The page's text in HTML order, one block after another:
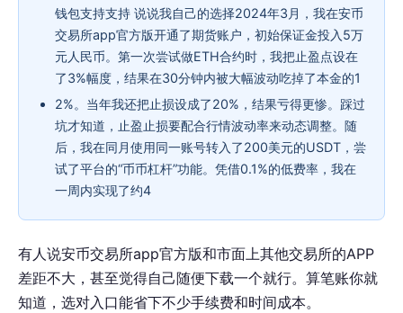
钱包支持支持 说说我自己的选择2024年3月，我在安币
交易所app官方版开通了期货账户，初始保证金投入5万
元人民币。第一次尝试做ETH合约时，我把止盈点设在
了3%幅度，结果在30分钟内被大幅波动吃掉了本金的1
2%。当年我还把止损设成了20%，结果亏得更惨。踩过
坑才知道，止盈止损要配合行情波动率来动态调整。随
后，我在同月使用同一账号转入了200美元的USDT，尝
试了平台的“币币杠杆”功能。凭借0.1%的低费率，我在
一周内实现了约4
有人说安币交易所app官方版和市面上其他交易所的APP
差距不大，甚至觉得自己随便下载一个就行。算笔账你就
知道，选对入口能省下不少手续费和时间成本。